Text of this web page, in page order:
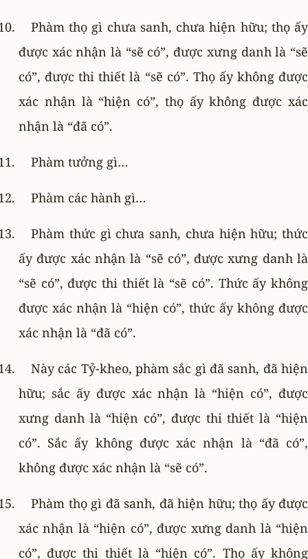
Phàm thọ gì chưa sanh, chưa hiện hữu; thọ ấy
được xác nhận là “sẽ có”, được xưng danh là “sẽ
có”, được thi thiết là “sẽ có”. Thọ ấy không được
xác nhận là “hiện có”, thọ ấy không được xác
nhận là “đã có”.
Phàm tưởng gì…
Phàm các hành gì…
Phàm thức gì chưa sanh, chưa hiện hữu; thức
ấy được xác nhận là “sẽ có”, được xưng danh là
“sẽ có”, được thi thiết là “sẽ có”. Thức ấy không
được xác nhận là “hiện có”, thức ấy không được
xác nhận là “đã có”.
Này các Tỷ-kheo, phàm sắc gì đã sanh, đã hiện
hữu; sắc ấy được xác nhận là “hiện có”, được
xưng danh là “hiện có”, được thi thiết là “hiện
có”. Sắc ấy không được xác nhận là “đã có”,
không được xác nhận là “sẽ có”.
Phàm thọ gì đã sanh, đã hiện hữu; thọ ấy được
xác nhận là “hiện có”, được xưng danh là “hiện
có”, được thi thiết là “hiện có”. Thọ ấy không